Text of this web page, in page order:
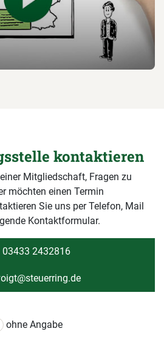
kontaktieren
Mitgliedschaft, Fragen zu
möchten einen Termin
Sie uns per Telefon, Mail
Kontaktformular.
03433 2432816
ohne Angabe